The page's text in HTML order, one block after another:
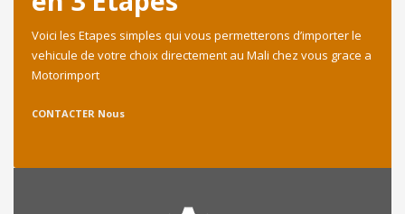
Voici les Etapes simples qui vous permetterons d’importer le
vehicule de votre choix directement au Mali chez vous grace a
Motorimport
CONTACTER Nous